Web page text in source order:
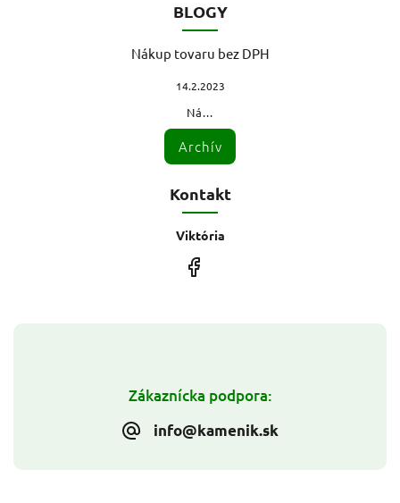
Zákaznícka podpora:
info@kamenik.sk
BLOGY
Nákup tovaru bez DPH
14.2.2023
Ná...
Archív
Kontakt
Viktória